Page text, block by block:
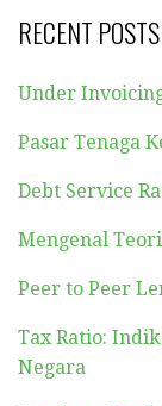
RECENT POSTS
Under
Pasar Tenaga
Debt Service
Mengenal
Peer to Peer
Tax Ratio:
Negara